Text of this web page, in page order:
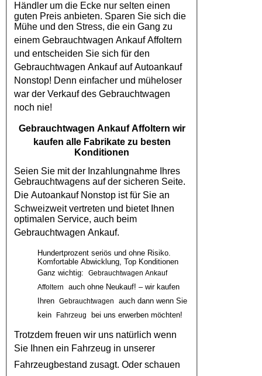
Händler um die Ecke nur selten einen
guten Preis anbieten. Sparen Sie sich die
Mühe und den Stress, die ein Gang zu
einem Gebrauchtwagen Ankauf Affoltern
und entscheiden Sie sich für den
Gebrauchtwagen AnkaufaufAutoankauf
Nonstop! Denn einfacher und müheloser
war der Verkauf des Gebrauchtwagen
noch nie!
Gebrauchtwagen Ankauf Affoltern wir
kaufen alle Fabrikate zu besten
Konditionen
Seien Sie mit der Inzahlungnahme Ihres
Gebrauchtwagens auf der sicheren Seite.
Die AutoankaufNonstop ist für Sie an
Schweizweit vertreten und bietet Ihnen
optimalen Service, auch beim
Gebrauchtwagen Ankauf.
Hundertprozent seriös und ohne Risiko.
Komfortable Abwicklung, Top Konditionen
Ganz wichtig:
Gebrauchtwagen Ankauf
Affoltern
auch ohne Neukauf! – wir kaufen
Ihren Gebrauchtwagen
auch dann wenn Sie
kein
Fahrzeug bei uns erwerben möchten!
Trotzdem freuen wir uns natürlich wenn
Sie Ihnen ein Fahrzeug in unserer
Fahrzeugbestand zusagt. Oder schauen